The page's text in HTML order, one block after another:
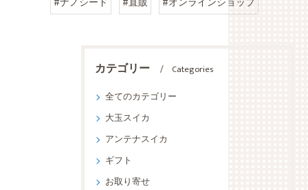
カテゴリー
Categories
全てのカテゴリー
大玉スイカ
アンテナスイカ
ギフト
お取り寄せ